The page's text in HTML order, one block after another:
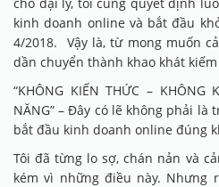
kinh doanh online và bắt đầu
4/2018. Vậy là, từ mong muốn
dần chuyển thành khao khát
“KHÔNG KIẾN THỨC – KHÔNG
NĂNG” – Đây có lẽ không phải
bắt đầu kinh doanh online đúng
Tôi đã từng lo sợ, chán nản và
kém vì những điều này. Nhưng